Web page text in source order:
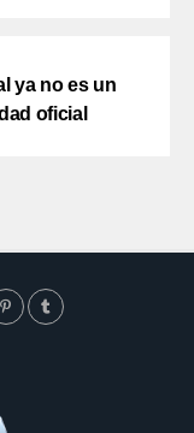
ya no es un
oficial